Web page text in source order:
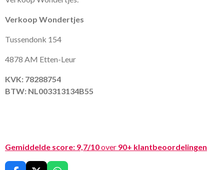
Verkoop Wondertjes
Tussendonk 154
4878 AM Etten-Leur
KVK: 78288754
BTW: NL003313134B55
Gemiddelde score: 9,7/10over 90+ klantbeoordelingen